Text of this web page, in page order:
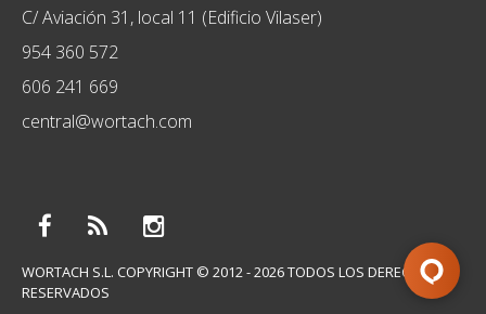
C/ Aviación 31, local 11 (Edificio Vilaser)
954 360 572
606 241 669
central@wortach.com
WORTACH S.L. COPYRIGHT © 2012 - 2026 TODOS LOS DERECHOS
RESERVADOS